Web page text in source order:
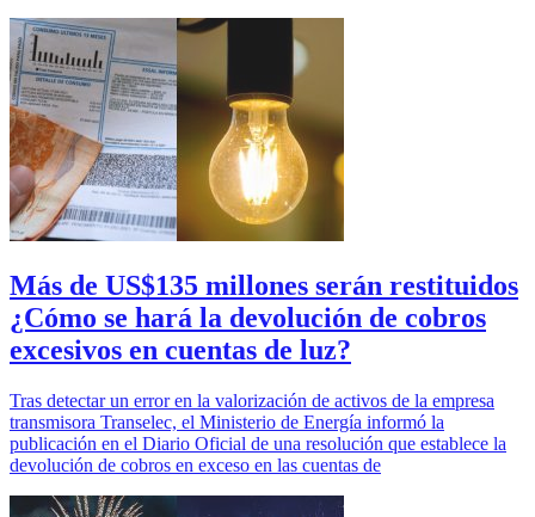
Más de US$135 millones serán restituidos
¿Cómo se hará la devolución de cobros
excesivos en cuentas de luz?
Tras detectar un error en la valorización de activos de la empresa
transmisora Transelec, el Ministerio de Energía informó la
publicación en el Diario Oficial de una resolución que establece la
devolución de cobros en exceso en las cuentas de